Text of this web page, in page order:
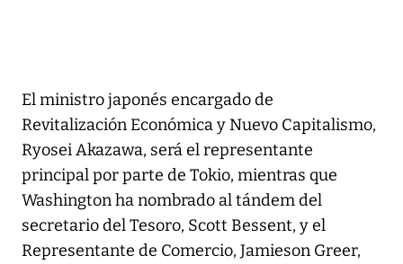
El ministro japonés encargado de
Revitalización Económica y Nuevo Capitalismo,
Ryosei Akazawa, será el representante
principal por parte de Tokio, mientras que
Washington ha nombrado al tándem del
secretario del Tesoro, Scott Bessent, y el
Representante de Comercio, Jamieson Greer,